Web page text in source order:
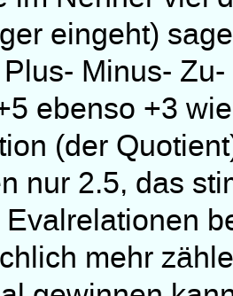
eingeht)
Minus-
ebenso +3
(der
nur 2.5, das
Evalrelationen
mehr